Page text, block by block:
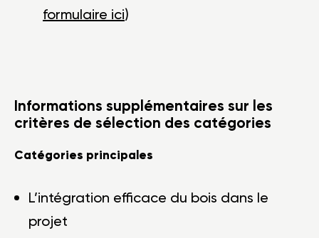
formulaire ici)
Informations supplémentaires sur les
critères de sélection des catégories
Catégories principales
L’intégration efficace du bois dans le
projet